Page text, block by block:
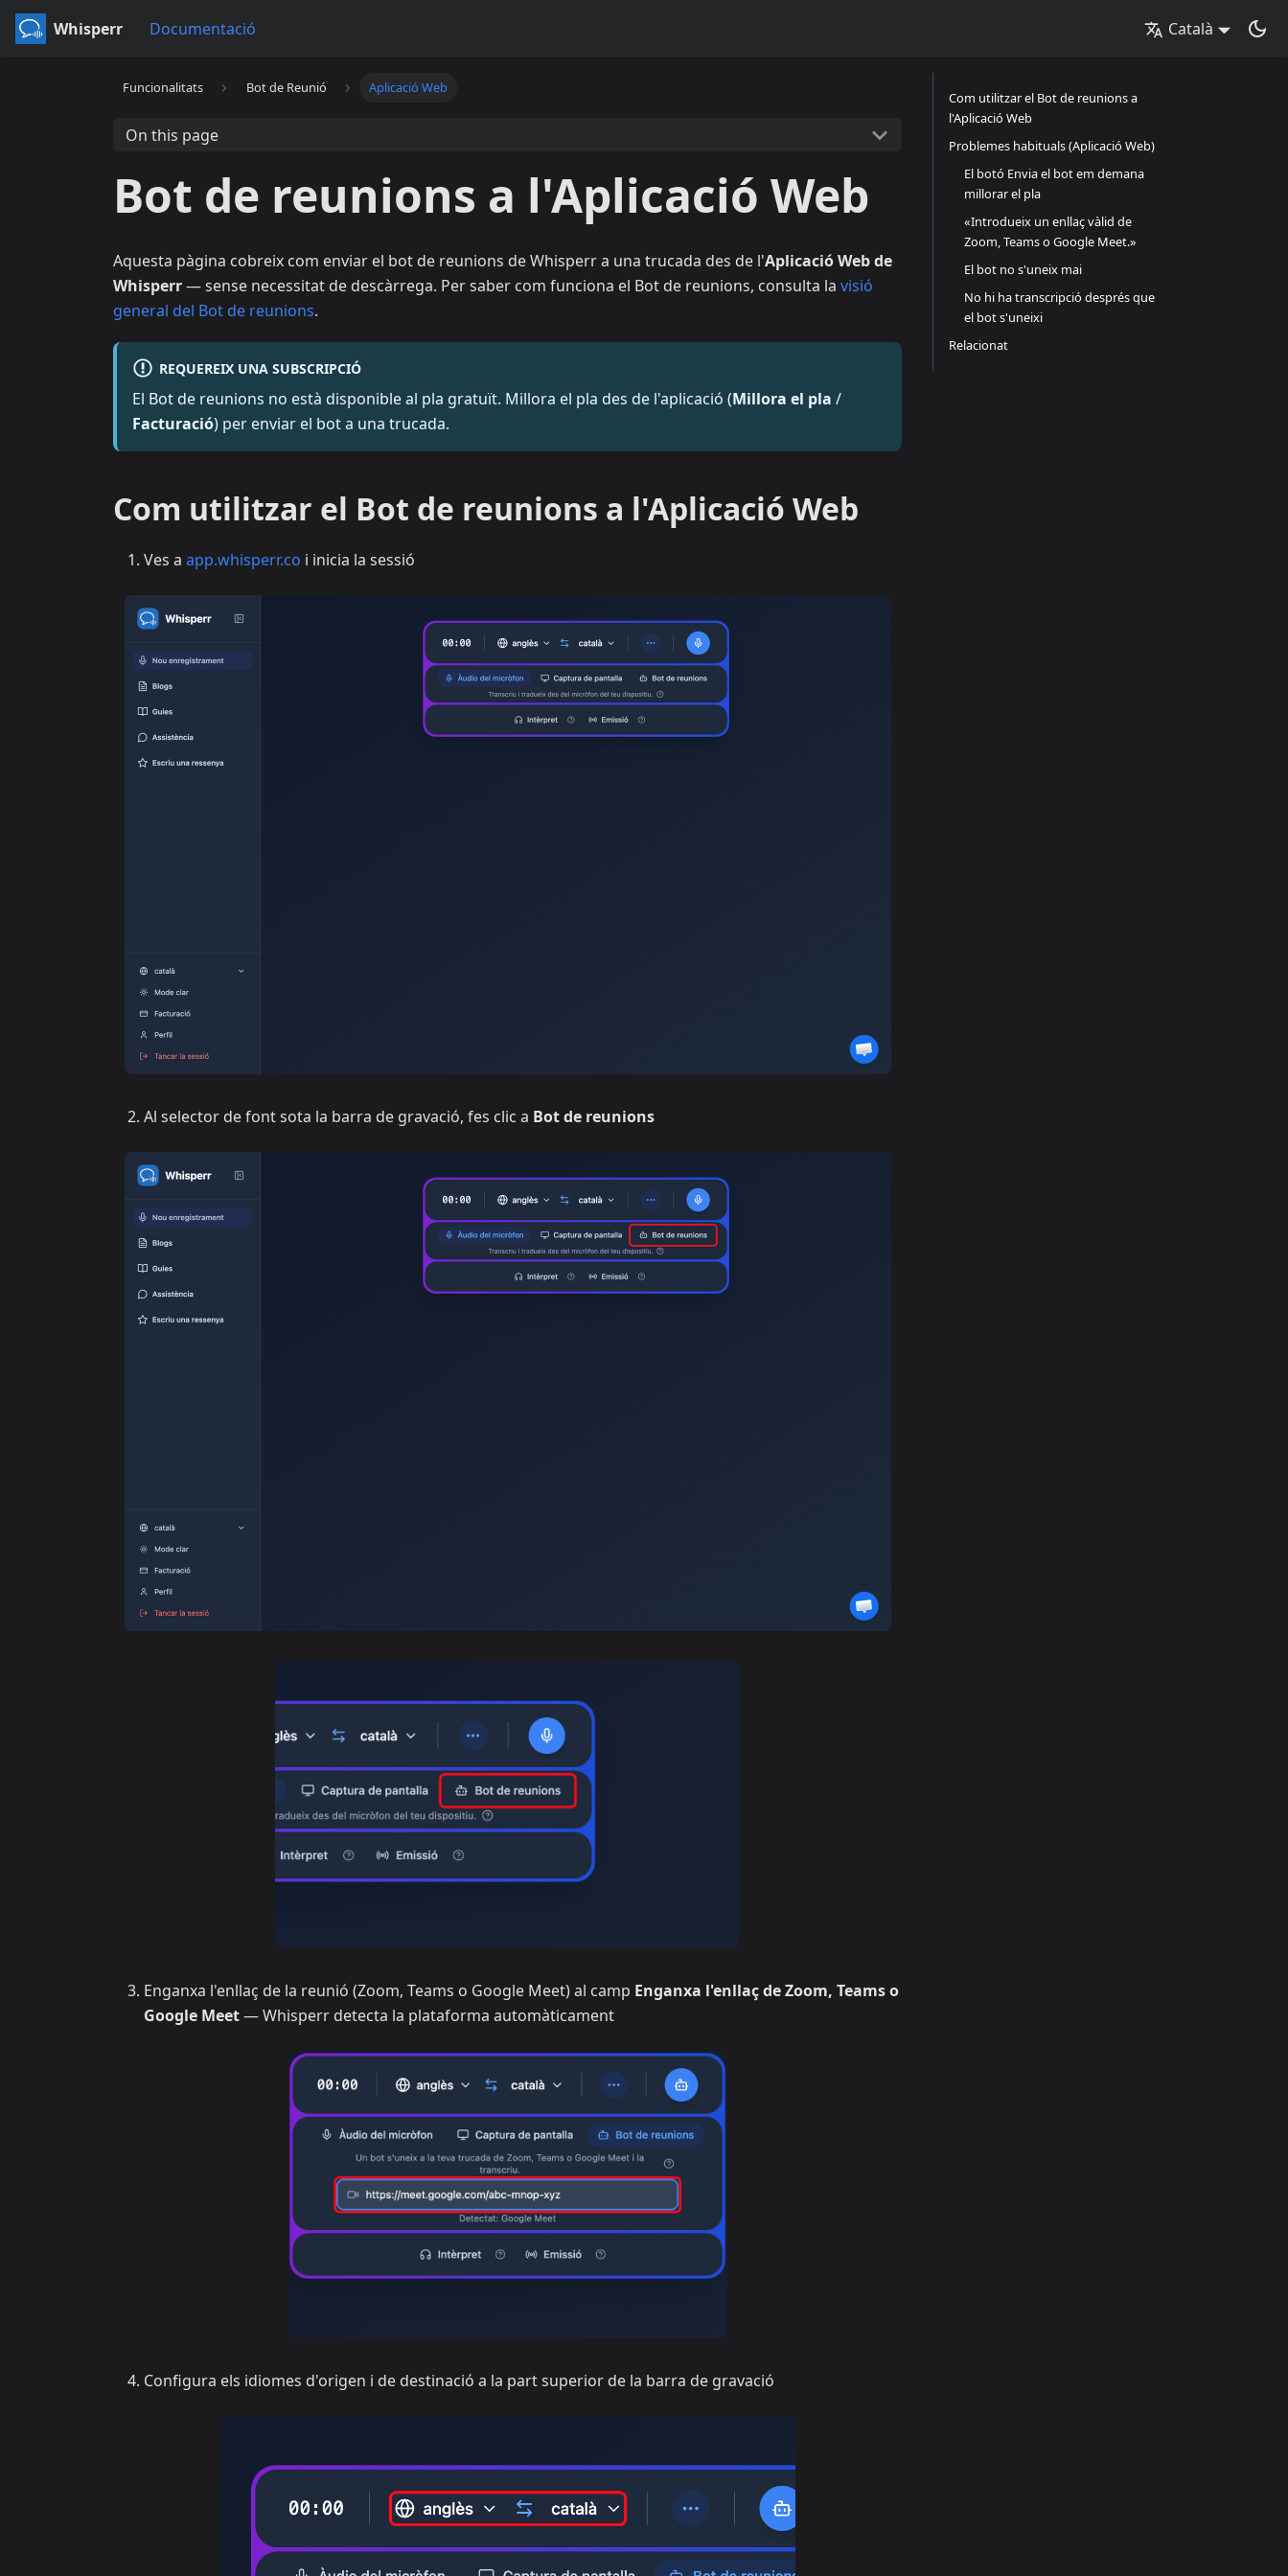
Whisperr Documentació Català
Funcionalitats Bot de Reunió Aplicació Web
On this page
Bot de reunions a l'Aplicació Web
Aquesta pàgina cobreix com enviar el bot de reunions de Whisperr a una trucada des de l'Aplicació Web de
Whisperr— sense necessitat de descàrrega. Per saber com funciona el Bot de reunions, consulta la visió
general del Bot de reunions.
REQUEREIX UNA SUBSCRIPCIÓ
El Bot de reunions no està disponible al pla gratuït. Millora el pla des de l'aplicació (Millora el pla /
Facturació) per enviar el bot a una trucada.
Com utilitzar el Bot de reunions a l'Aplicació Web
Ves a app.whisperr.co i inicia la sessió
Al selector de font sota la barra de gravació, fes clic a Bot de reunions
Enganxa l'enllaç de la reunió (Zoom, Teams o Google Meet) al camp Enganxa l'enllaç de Zoom, Teams o
Google Meet— Whisperr detecta la plataforma automàticament
Configura els idiomes d'origen i de destinació a la part superior de la barra de gravació
Com utilitzar el Bot de reunions a
l'Aplicació Web
Problemes habituals (Aplicació Web)
El botó Envia el bot em demana
millorar el pla
«Introdueix un enllaç vàlid de
Zoom, Teams o Google Meet.»
El bot no s'uneix mai
No hi ha transcripció després que
el bot s'uneixi
Relacionat